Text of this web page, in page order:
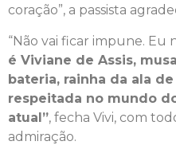
coração”, a passista
“Não vai ficar impune. Eu
é Viviane de Assis,
bateria, rainha da ala
respeitada no mundo
atual”, fecha Vivi, com
admiração.